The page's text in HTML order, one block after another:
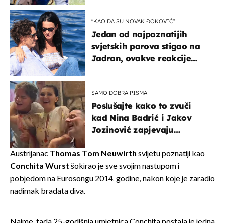
"KAO DA SU NOVAK ĐOKOVIĆ"
Jedan od najpoznatijih
svjetskih parova stigao na
Jadran, ovakve reakcije
SAMO DOBRA PISMA
Poslušajte kako to zvuči
kad Nina Badrić i Jakov
Jozinović zapjevaju
Austrijanac Thomas Tom Neuwirth svijetu poznatiji kao
Conchita Wurst šokirao je sve svojim nastupom i
pobjedom na Eurosongu 2014. godine, nakon koje je zaradio
nadimak bradata diva.